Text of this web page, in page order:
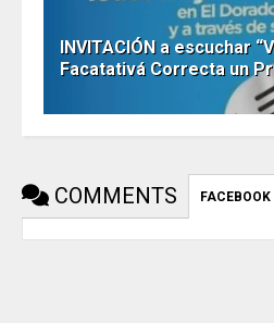
INVITACIÓN a escuchar
Facatativá Correcta un
COMMENTS FACEBOOK